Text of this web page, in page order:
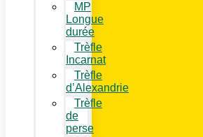
MP
Longue
durée
Trèfle
Incarnat
Trèfle
d’Alexandrie
Trèfle
de
perse